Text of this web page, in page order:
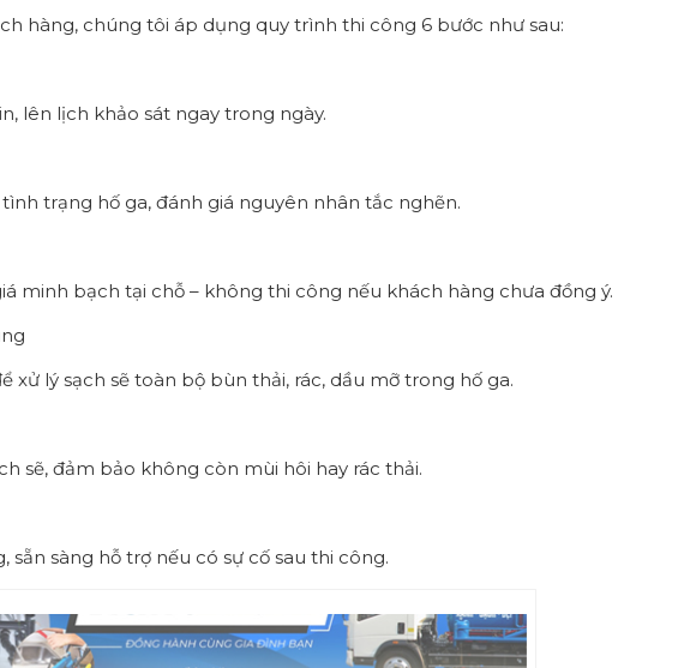
hàng, chúng tôi áp dụng quy trình thi công 6 bước như sau:
lên lịch khảo sát ngay trong ngày.
trạng hố ga, đánh giá nguyên nhân tắc nghẽn.
minh bạch tại chỗ – không thi công nếu khách hàng chưa đồng ý.
lý sạch sẽ toàn bộ bùn thải, rác, dầu mỡ trong hố ga.
sẽ, đảm bảo không còn mùi hôi hay rác thải.
sàng hỗ trợ nếu có sự cố sau thi công.